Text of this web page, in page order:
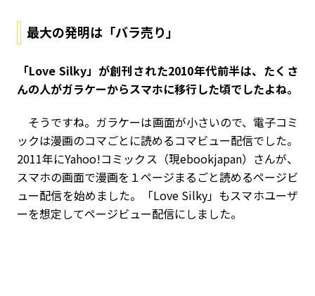
最大の発明は「バラ売り」
――「Love Silky」が創刊された2010年代前半は、たくさ
んの人がガラケーからスマホに移行した頃でしたよね。
そうですね。ガラケーは画面が小さいので、電子コミ
ックは漫画のコマごとに読めるコマビュー配信でした。
2011年にYahoo!コミックス（現ebookjapan）さんが、
スマホの画面で漫画を１ページまるごと読めるページビ
ュー配信を始めました。「Love Silky」もスマホユーザ
ーを想定してページビュー配信にしました。